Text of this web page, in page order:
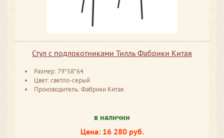
Стул с подлокотниками Тилль Фабрики Китая
Размер: 79*58*64
Цвет: светло-серый
Производитель: Фабрики Китая
в наличии
Цена: 16 280 руб.